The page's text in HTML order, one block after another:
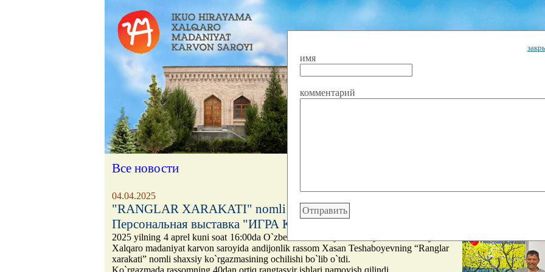
Все новости
04.04.2025
"RANGLAR XARAKATI" nomli shaxsiy ko'rgazma /
Персональная выставка "ИГРА КРАСОК"
имя
комментарий
2025 yilning 4 aprel kuni soat 16:00da O`zbekiston Badiiy akademiyasi Ikuo Xirayama
Xalqaro madaniyat karvon saroyida andijonlik rassom Xasan Teshaboyevning “Ranglar
xarakati” nomli shaxsiy ko`rgazmasining ochilishi bo`lib o`tdi.
Ko`rgazmada rassomning 40dan ortiq rangtasvir ishlari namoyish qilindi.